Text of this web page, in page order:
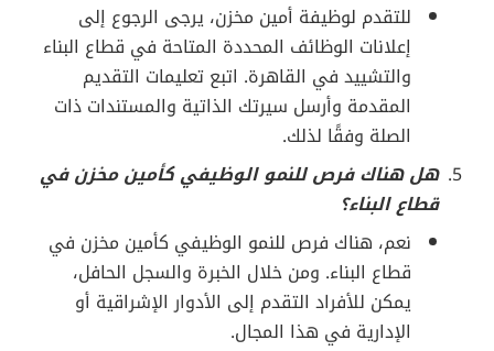
للتقدم لوظيفة أمين مخزن، يرجى الرجوع إلى
إعلانات الوظائف المحددة المتاحة في قطاع البناء
والتشييد في القاهرة. اتبع تعليمات التقديم
المقدمة وأرسل سيرتك الذاتية والمستندات ذات
الصلة وفقًا لذلك.
هل هناك فرص للنمو الوظيفي كأمين مخزن في
قطاع البناء؟
نعم، هناك فرص للنمو الوظيفي كأمين مخزن في
قطاع البناء. ومن خلال الخبرة والسجل الحافل،
يمكن للأفراد التقدم إلى الأدوار الإشراقية أو
الإدارية في هذا المجال.